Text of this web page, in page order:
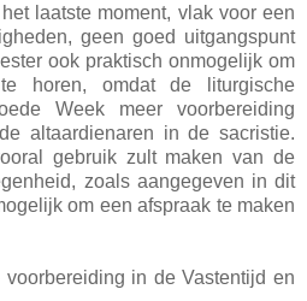
laatste moment, vlak voor een
geen goed uitgangspunt
ook praktisch onmogelijk om
horen, omdat de liturgische
Week meer voorbereiding
altaardienaren in de sacristie.
gebruik zult maken van de
zoals aangegeven in dit
om een afspraak te maken
voorbereiding in de Vastentijd en